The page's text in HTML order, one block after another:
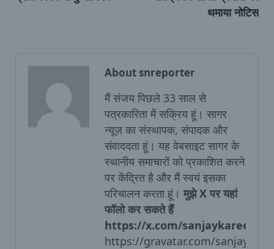
थमाया नोटिस
About snreporter
मैं संजय पिछले 33 साल से
पत्रकारिता में सक्रिय हूं। सागर
न्‍यूज़ का संस्‍थापक, संपादक और
संवाददता हूं। यह वेबसाइट सागर के
स्‍थानीय समाचारों को प्रकाशित करने
पर केंद्रित है और मैं स्‍वयं इसका
परिचालन करता हूं। मुझे X पर यहां
फॉलो कर सकते हैं
https://x.com/sanjaykareer
https://gravatar.com/